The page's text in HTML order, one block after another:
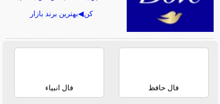
کن◀بهترین برند بازار
فال حافظ فال انبیاء